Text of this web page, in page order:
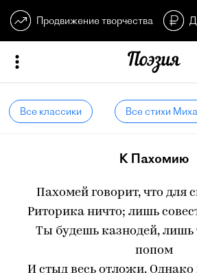
Продвижение творчества
Все классики Все стихи
К Пахомию
Пахомей говорит, что для
Риторика ничто; лишь
Ты будешь казнодей, лишь
попом
И стыд весь отложи.